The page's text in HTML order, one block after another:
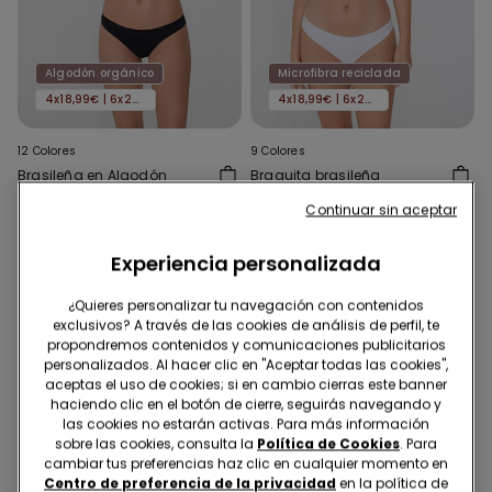
Algodón orgánico
4x18,99€ | 6x24,99€
12 Colores
Brasileña en Algodón
Microfibra reciclada
4x18,99€ | 6x24,99€
9 Colores
Braguita brasileña
costuras
Experiencia personalizada
¿Quieres personalizar tu navegación con contenidos
exclusivos? A través de las cookies de análisis de perfil, te
propondremos contenidos y comunicaciones publicitarios
personalizados. Al hacer clic en "Aceptar todas las cookies",
aceptas el uso de cookies; si en cambio cierras este banner
haciendo clic en el botón de cierre, seguirás navegando y
las cookies no estarán activas. Para más información
sobre las cookies, consulta la Política de Cookies. Para
cambiar tus preferencias haz clic en cualquier momento en
Centro de preferencia de la privacidad en la política de
Continuar sin aceptar